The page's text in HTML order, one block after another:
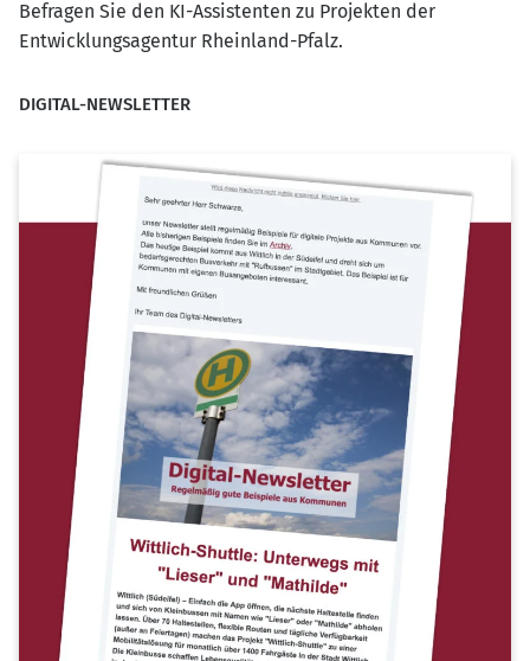
Befragen Sie den KI-Assistenten zu Projekten der
Entwicklungsagentur Rheinland-Pfalz.
DIGITAL-NEWSLETTER